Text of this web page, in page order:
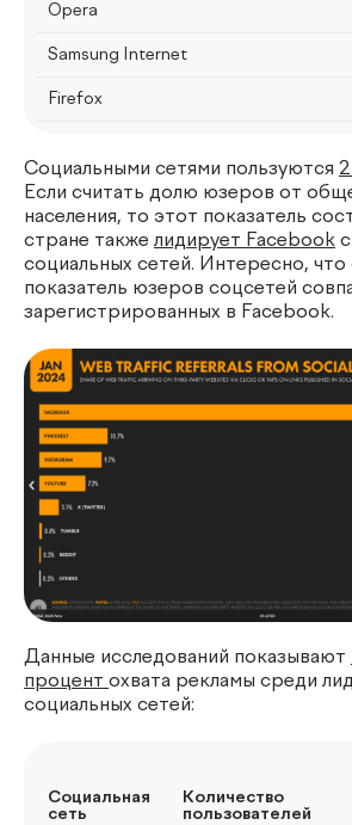
Opera
Samsung Internet
Firefox
Социальными сетями пользуются
Если считать долю юзеров от
населения, то этот показатель
стране также лидирует Facebook
социальных сетей. Интересно,
показатель юзеров соцсетей
зарегистрированных в Facebook.
Данные исследований показывают
процент охвата рекламы среди
социальных сетей:
Социальная
сеть
Количество
пользователей